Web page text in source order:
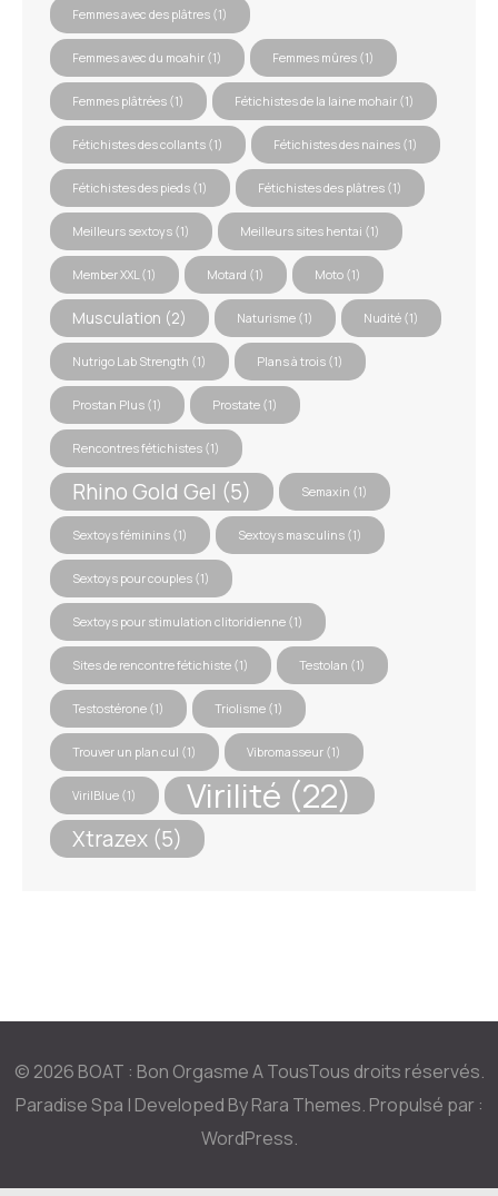
Femmes avec des plâtres (1)
Femmes avec du moahir (1) Femmes mûres (1)
Femmes plâtrées (1) Fétichistes de la laine mohair (1)
Fétichistes des collants (1) Fétichistes des naines (1)
Fétichistes des pieds (1) Fétichistes des plâtres (1)
Meilleurs sextoys (1) Meilleurs sites hentai (1)
Member XXL(1) Motard (1) Moto (1)
Musculation (2) Naturisme (1) Nudité (1)
Nutrigo Lab Strength (1) Plans à trois (1)
Prostan Plus (1) Prostate (1)
Rencontres fétichistes (1)
Rhino Gold Gel (5) Semaxin (1)
Sextoys féminins (1) Sextoys masculins (1)
Sextoys pour couples (1)
Sextoys pour stimulation clitoridienne (1)
Sites de rencontre fétichiste (1) Testolan (1)
Testostérone (1) Triolisme (1)
Trouver un plan cul (1) Vibromasseur (1)
VirilBlue (1) Virilité (22)
Xtrazex (5)
© 2026 BOAT : Bon Orgasme A TousTous droits réservés.
Paradise Spa | Developed ByRara Themes. Propulsé par :
WordPress.